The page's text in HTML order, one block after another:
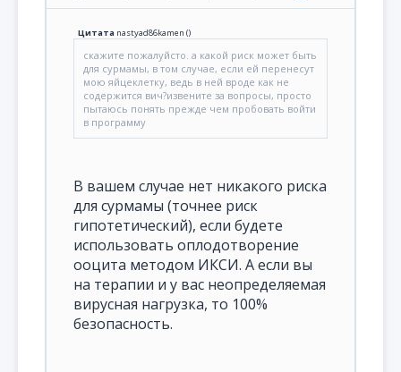
Цитата nastyad86kamen ()
скажите пожалуйсто. а какой риск может быть
для сурмамы, в том случае, если ей перенесут
мою яйцеклетку, ведь в ней вроде как не
содержится вич?извените за вопросы, просто
пытаюсь понять прежде чем пробовать войти
в программу
В вашем случае нет никакого риска
для сурмамы (точнее риск
гипотетический), если будете
использовать оплодотворение
ооцита методом ИКСИ. А если вы
на терапии и у вас неопределяемая
вирусная нагрузка, то 100%
безопасность.